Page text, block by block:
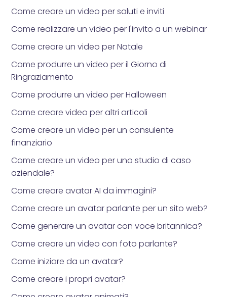
Come creare un video per saluti e inviti
Come realizzare un video per l'invito a un webinar
Come creare un video per Natale
Come produrre un video per il Giorno di
Ringraziamento
Come produrre un video per Halloween
Come creare video per altri articoli
Come creare un video per un consulente
finanziario
Come creare un video per uno studio di caso
aziendale?
Come creare avatar AI da immagini?
Come creare un avatar parlante per un sito web?
Come generare un avatar con voce britannica?
Come creare un video con foto parlante?
Come iniziare da un avatar?
Come creare i propri avatar?